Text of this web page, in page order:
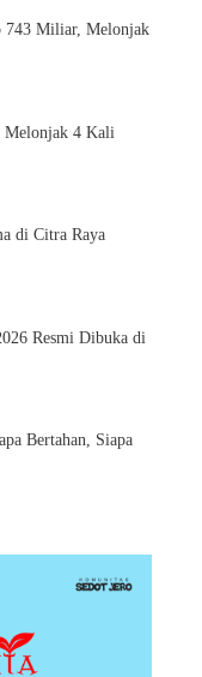
743 Miliar, Melonjak
Melonjak 4 Kali
di Citra Raya
Resmi Dibuka di
Bertahan, Siapa